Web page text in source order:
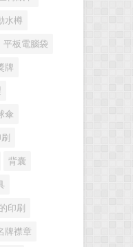
水樽
平板電腦袋
牌
傘
背囊
印刷
牌襟章